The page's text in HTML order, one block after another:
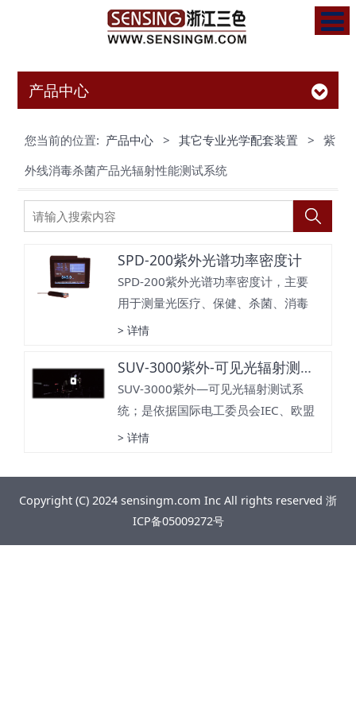
产品中心
您当前的位置: 产品中心 > 其它专业光学配套装置 >
紫
外线消毒杀菌产品光辐射性能测试系统
SPD-200紫外光谱功率密度计
SPD-200紫外光谱功率密度计，主要
用于测量光医疗、保健、杀菌、消毒
等产品使用中的各种紫外光学辐照
毒、杀菌环境中的紫外线辐照强度、
人体光生物安全进行便捷、精确测
量；并对有效的杀菌、消毒时间、安
全防护给出指导；是新冠肺炎消毒紫
案。
> 详情
SUV-3000紫外-可见光辐射测试系统
SUV-3000紫外—可见光辐射测试系
统；是依据国际电工委员会IEC、欧盟
EN等标准化组织关于紫外杀菌、消
UVC紫外辐射的要求而专门设计的检
测设备；通过配备紫外光学积分球或
光学测试腔，实现实验室级的紫外辐
> 详情
Copyright (C) 2024 sensingm.com Inc All rights reserved 浙
ICP备05009272号